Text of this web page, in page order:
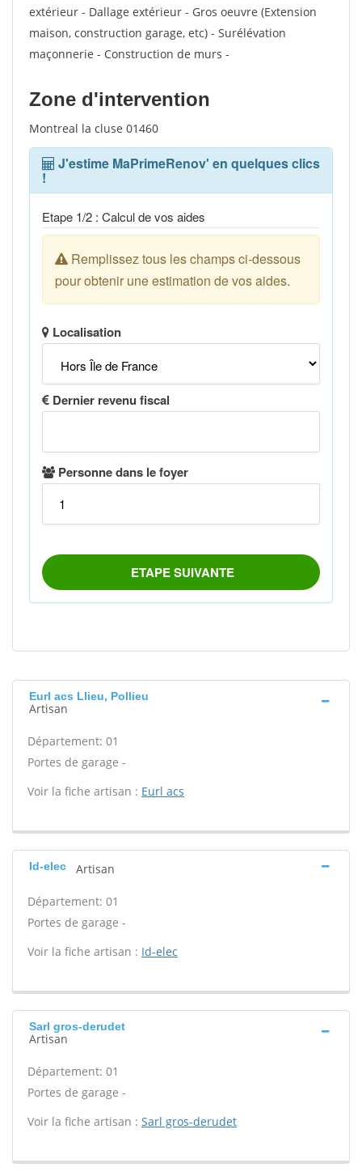
extérieur - Dallage extérieur - Gros oeuvre (Extension
maison, construction garage, etc) - Surélévation
maçonnerie - Construction de murs -
Zone d'intervention
Montreal la cluse 01460
Eurl acs Llieu, Pollieu
Artisan
Département: 01
Portes de garage -
Voir la fiche artisan : Eurl acs
Id-elec Artisan
Département: 01
Portes de garage -
Voir la fiche artisan : Id-elec
Sarl gros-derudet
Artisan
Département: 01
Portes de garage -
Voir la fiche artisan : Sarl gros-derudet